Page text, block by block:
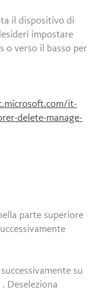
il dispositivo di
impostare
o verso il basso per
it-
delete-manage-
parte superiore
su
Deseleziona